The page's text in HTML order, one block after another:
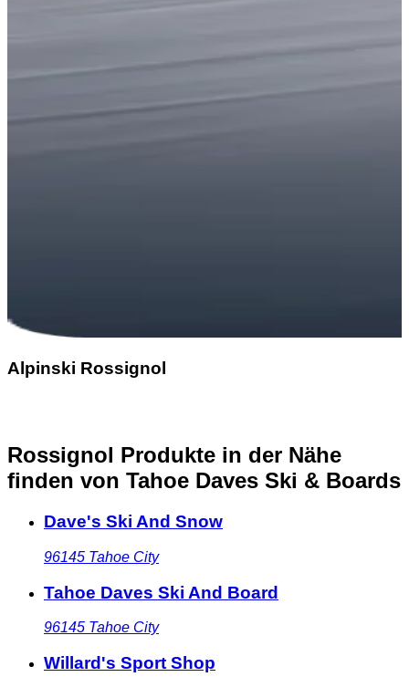
Alpinski Rossignol
Rossignol Produkte in der Nähe
finden von Tahoe Daves Ski & Boards
Dave's Ski And Snow
96145 Tahoe City
Tahoe Daves Ski And Board
96145 Tahoe City
Willard's Sport Shop